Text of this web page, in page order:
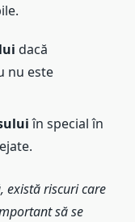
dacă
nu este
în special în
există riscuri care
să se